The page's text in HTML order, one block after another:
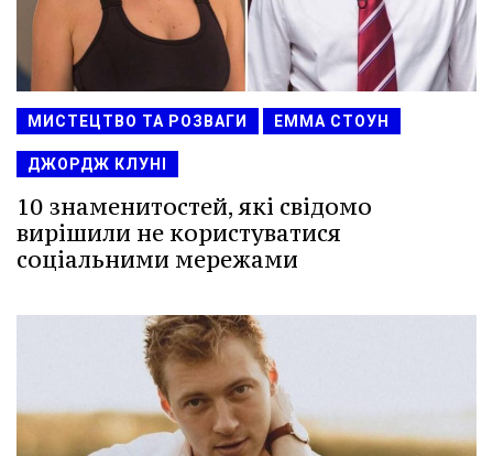
МИСТЕЦТВО ТА РОЗВАГИ ЕММА СТОУН
ДЖОРДЖ КЛУНІ
10 знаменитостей, які свідомо
вирішили не користуватися
соціальними мережами